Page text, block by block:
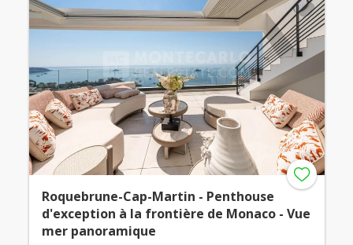
Roquebrune-Cap-Martin - Penthouse
d'exception à la frontière de Monaco - Vue
mer panoramique